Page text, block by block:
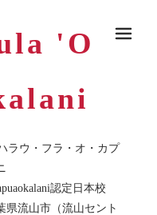
'O
ラウ・フラ・オ・カプ
認定日本校
県流山市（流山セント